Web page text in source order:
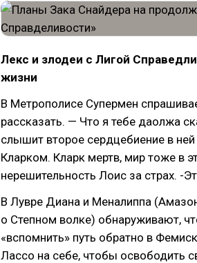
Лекс и злодеи с Лигой
жизни
В Метрополисе Супермен
рассказать. — Что я тебе даолжа
слышит второе сердцебиение в
Кларком. Кларк мертв, мир тоже в
нерешительность Лоис за страх. -
В Лувре Диана и Меналиппа
о Степном волке) обнаруживают,
«вспомнить» путь обратно в
Лассо на себе, чтобы освободить